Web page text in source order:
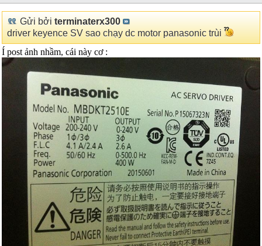
Gửi bởi terminaterx300
driver keyence SV sao chạy dc motor panasonic trùi
Í post ảnh nhầm, cái này cơ :